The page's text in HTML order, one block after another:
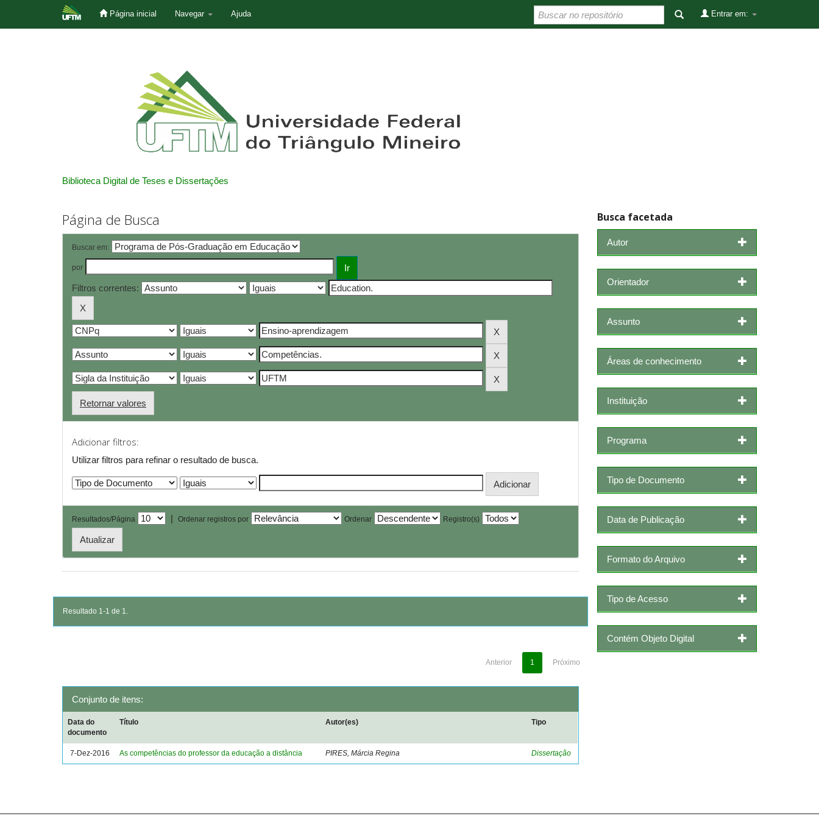
Página inicial Navegar Ajuda Entrar em:
Biblioteca Digital de Teses e Dissertações
Página de Busca
Buscar em:
por
Filtros correntes:
Retornar valores
Adicionar filtros:
Utilizar filtros para refinar o resultado de busca.
Resultados/Página | Ordenar registros por Ordenar Registro(s)
Resultado 1-1 de 1.
Anterior 1 Próximo
Conjunto de itens:
Data do
documento
Título Autor(es) Tipo
7-Dez-2016 As competências do professor da educação a distância PIRES, Márcia Regina Dissertação
Busca facetada
Autor
Orientador
Assunto
Áreas de conhecimento
Instituição
Programa
Tipo de Documento
Data de Publicação
Formato do Arquivo
Tipo de Acesso
Contém Objeto Digital